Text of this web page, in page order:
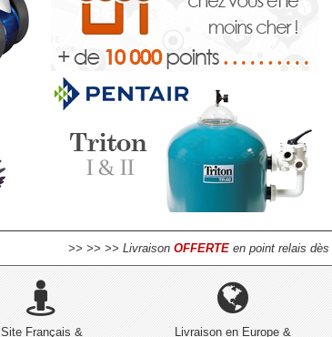
>> >> >> Livraison OFFERTE en point relais dès
Site Français & Livraison en Europe &